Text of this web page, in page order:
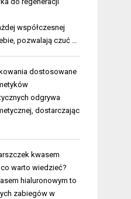
współczesnej
pozwalają czuć …
dostosowane
odgrywa
dostarczając
kwasem
warto wiedzieć?
hialuronowym to
zabiegów w